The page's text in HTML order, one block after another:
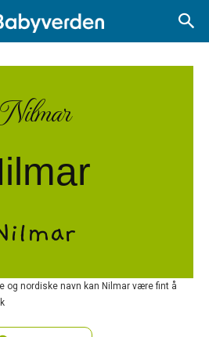
og nordiske navn kan Nilmar være fint å